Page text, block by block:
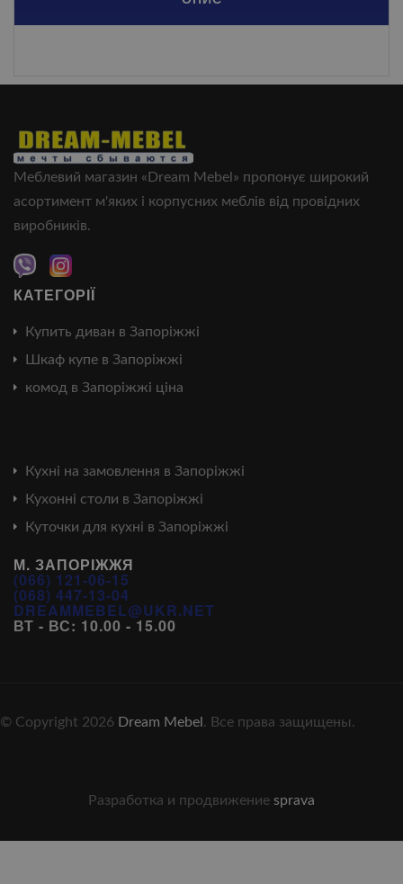
Меблевий магазин «Dream Mebel» пропонує широкий
асортимент м'яких і корпусних меблів від провідних
виробників.
КАТЕГОРІЇ
Купить диван в Запоріжжі
Шкаф купе в Запоріжжі
комод в Запоріжжі ціна
Кухні на замовлення в Запоріжжі
Кухонні столи в Запоріжжі
Куточки для кухні в Запоріжжі
М. ЗАПОРІЖЖЯ
(066) 121-06-15
(068) 447-13-04
DREAMMEBEL@UKR.NET
ВТ - ВС: 10.00 - 15.00
© Copyright 2026 Dream Mebel. Все права защищены.
Разработка и продвижение sprava